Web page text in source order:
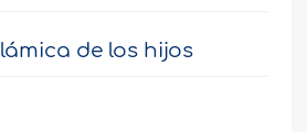
de los hijos